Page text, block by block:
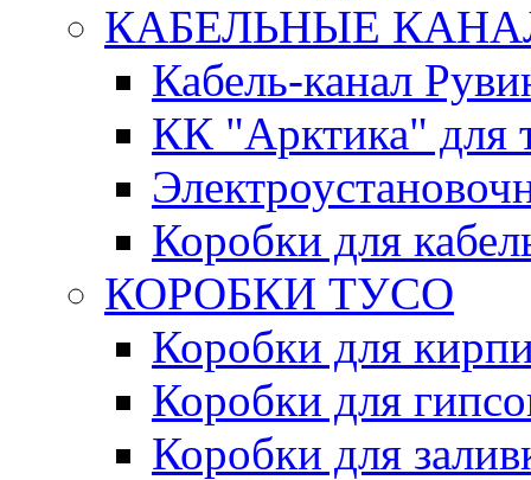
КАБЕЛЬНЫЕ
Кабель-канал
КК "Арктика" для
Коробки для
КОРОБКИ ТУСО
Коробки для
Коробки для
Коробки для